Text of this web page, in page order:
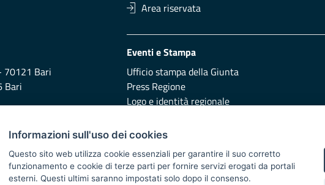
Area riservata
70121 Bari
Bari
Eventi e Stampa
Ufficio stampa della Giunta
Press Regione
Logo e identità regionale
Redazione
Presentazione
Responsabili di pubblicazione
Informazioni sull'uso dei cookies
Questo sito web utilizza cookie essenziali per garantire il suo corretto
funzionamento e cookie di terze parti per fornire servizi erogati da portali
esterni. Questi ultimi saranno impostati solo dopo il consenso.